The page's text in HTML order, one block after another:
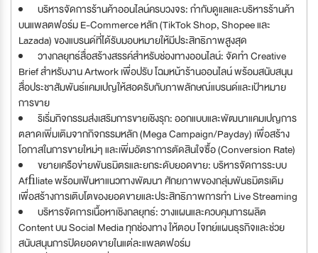
บริหารจัดการร้านค้าออนไลน์ครบวงจร: กำกับดูแลและบริหารร้านค้า
บนแพลตฟอร์ม E-Commerce หลัก (TikTok Shop, Shopee และ
Lazada) ของแบรนด์ที่ได้รับมอบหมายให้มีประสิทธิภาพสูงสุด
วางกลยุทธ์สื่อสร้างสรรค์สำหรับช่องทางออนไลน์: จัดทำ Creative
Brief สำหรับงาน Artwork เพื่อปรับ โฉมหน้าร้านออนไลน์ พร้อมสนับสนุน
สื่อประชาสัมพันธ์แคมเปญให้สอดรับกับภาพลักษณ์แบรนด์และเป้าหมาย
การขาย
ริเริ่มกิจกรรมส่งเสริมการขายเชิงรุก: ออกแบบและพัฒนาแคมเปญการ
ตลาดเพิ่มเติมจากกิจกรรมหลัก (Mega Campaign/Payday) เพื่อสร้าง
โอกาสในการขายใหม่ๆ และเพิ่มอัตราการตัดสินใจซื้อ (Conversion Rate)
ขยายเครือข่ายพันธมิตรและยกระดับยอดขาย: บริหารจัดการระบบ
Afﬁliate พร้อมเฟ้นหาแนวทางพัฒนา ศักยภาพของกลุ่มพันธมิตรเดิม
เพื่อสร้างการเติบโตของยอดขายและประสิทธิภาพการทำ Live Streaming
บริหารจัดการเนื้อหาเชิงกลยุทธ์: วางแผนและควบคุมการผลิต
Content บน Social Media ทุกช่องทาง ให้ตอบ โจทย์แผนธุรกิจและช่วย
สนับสนุนการปิดยอดขายในแต่ละแพลตฟอร์ม